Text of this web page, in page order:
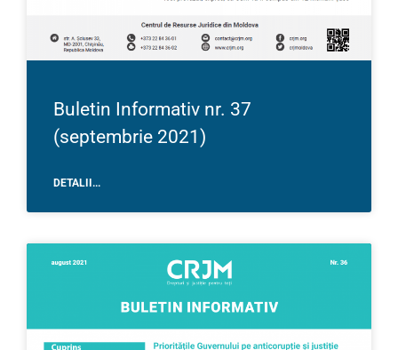
Buletin Informativ nr. 37
(septembrie 2021)
DETALII...